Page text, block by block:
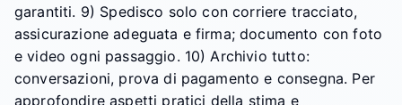
garantiti. 9) Spedisco solo con corriere tracciato,
assicurazione adeguata e firma; documento con foto
e video ogni passaggio. 10) Archivio tutto:
conversazioni, prova di pagamento e consegna. Per
approfondire aspetti pratici della stima e